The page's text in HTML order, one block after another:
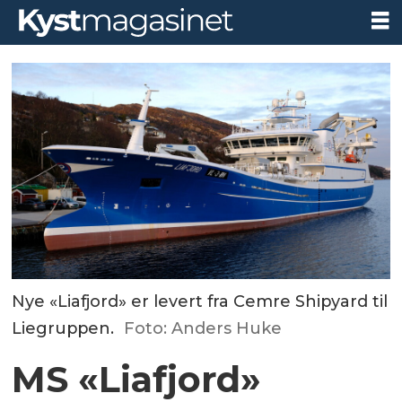
Nye «Liafjord» er levert fra Cemre Shipyard til
Liegruppen. Foto: Anders Huke
MS «Liafjord»